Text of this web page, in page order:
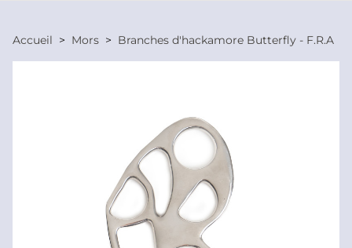
Accueil Mors Branches d'hackamore Butterfly - F.R.A